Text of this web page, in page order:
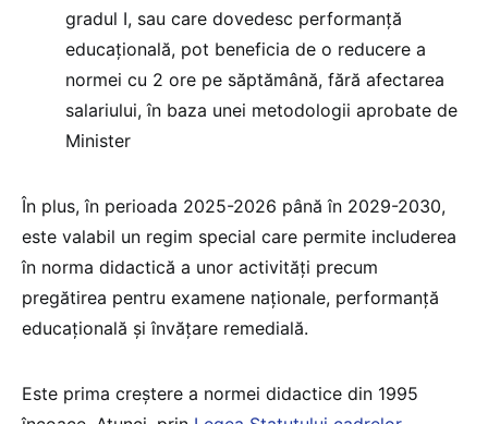
gradul I, sau care dovedesc performanță
educațională, pot beneficia de o reducere a
normei cu 2 ore pe săptămână, fără afectarea
salariului, în baza unei metodologii aprobate de
Minister
În plus, în perioada 2025-2026 până în 2029-2030,
este valabil un regim special care permite includerea
în norma didactică a unor activități precum
pregătirea pentru examene naționale, performanță
educațională și învățare remedială.
Este prima creștere a normei didactice din 1995